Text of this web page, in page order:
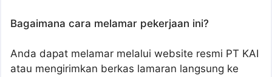
Bagaimana cara melamar pekerjaan ini?
Anda dapat melamar melalui website resmi PT KAI
atau mengirimkan berkas lamaran langsung ke